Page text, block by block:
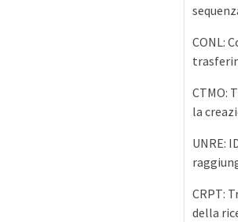
CONL:
CTMO:
la
UNRE:
CRPT:
della